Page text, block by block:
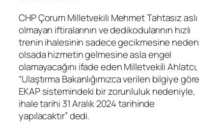
CHP Çorum Milletvekili Mehmet Tahtasız aslı
olmayan iftiralarının ve dedikodularının hızlı
trenin ihalesinin sadece gecikmesine neden
olsada hizmetin gelmesine asla engel
olamayacağını ifade eden Milletvekili Ahlatcı,
“Ulaştırma Bakanlığımızca verilen bilgiye göre
EKAP sistemindeki bir zorunluluk nedeniyle,
ihale tarihi 31 Aralık 2024 tarihinde
yapılacaktır” dedi.